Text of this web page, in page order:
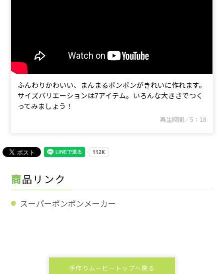
ふんわりかわいい、まんまるポンポンがきれいに作れます。
サイズバリエーションは7アイテム。いろんな大きさでつく
ってみましょう！
再生時間／5：18
商品リンク
スーパーポンポンメーカー
手作りムービートップへ戻る